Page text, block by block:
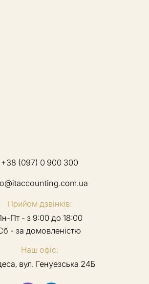
+38 (097) 0 900 300
Прийом дзвінків:
Пт - з 9:00 до 18:00
- за домовленістю
Наш офіс:
вул. Генуезська 24Б